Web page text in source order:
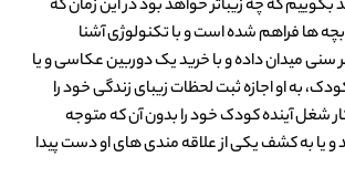
بگوییم که چه زیباتر خواهد بود در این زمان که
ها فراهم شده است و با تکنولوژی آشنا
سنی میدان داده و با خرید یک دوربین عکاسی و یا
به او اجازه ثبت لحظات زیبای زندگی خود را
شغل آینده کودک خود را بدون آن که متوجه
و یا به کشف یکی از علاقه مندی های او دست پیدا